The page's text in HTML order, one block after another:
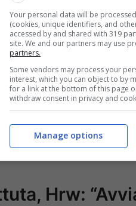
negoziati all’interno
a votazione oggi
Dicker, consulente
nella protezione dei
il progresso,
Hrw:
Your personal data will be
(cookies, unique identifiers, and
accessed by and shared with 319
site. We and our partners may use
partners.
Some vendors may process your
interest, which you can object to by
for a link at the bottom of this page
withdraw consent in privacy and
Manage options